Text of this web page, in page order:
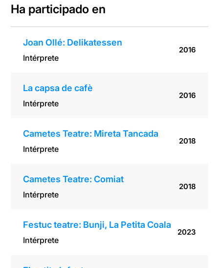
Ha participado en
Joan Ollé: Delikatessen
Intérprete
2016
La capsa de cafè
Intérprete
2016
Cametes Teatre: Mireta Tancada
Intérprete
2018
Cametes Teatre: Comiat
Intérprete
2018
Festuc teatre: Bunji, La Petita Coala
Intérprete
2023